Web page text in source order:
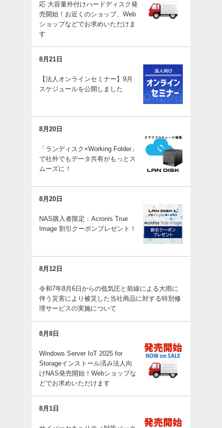
応 大容量外付けハードディスク発
売開始！お近くのショップ、Web
ショップなどでお求めいただけま
す
8月21日
【法人オンラインセミナー】9月
スケジュールを公開しました
8月20日
「ランディスク×Working Folder」
で社外でもデータ共有がもっとス
ムーズに！
8月20日
NAS購入者限定：Acronis True
Image 割引クーポンプレゼント！
8月12日
令和7年8月6日からの低気圧と前線による大雨に
伴う災害により被災した当社商品に対する特別修
理サービスの実施について
8月8日
Windows Server IoT 2025 for
Storageインストール済み法人向
けNAS発売開始！Webショップな
どでお求めいただけます
8月1日